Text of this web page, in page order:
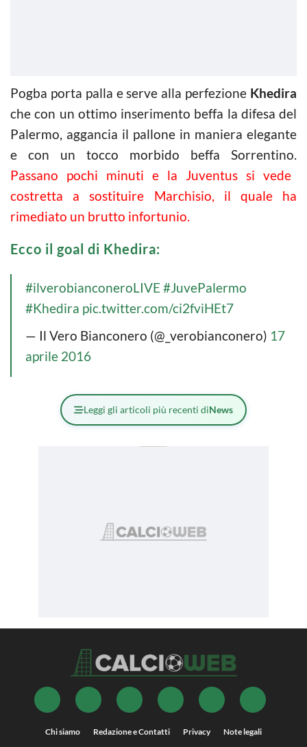
Pogba porta palla e serve alla perfezione Khedira
che con un ottimo inserimento beffa la difesa del
Palermo, aggancia il pallone in maniera elegante
e con un tocco morbido beffa Sorrentino.
Passano pochi minuti e la Juventus si vede
costretta a sostituire Marchisio, il quale ha
rimediato un brutto infortunio.
Ecco il goal di Khedira:
#ilverobianconeroLIVE #JuvePalermo
#Khedira pic.twitter.com/ci2fviHEt7
— Il Vero Bianconero (@_verobianconero) 17
aprile 2016
Leggi gli articoli più recenti diNews
Chi siamo Redazione e Contatti Privacy Note legali